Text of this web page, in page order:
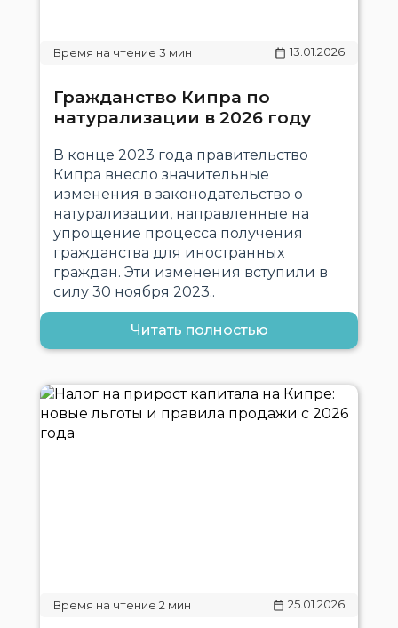
13.01.2026
Гражданство Кипра по
натурализации в 2026 году
В конце 2023 года правительство
Кипра внесло значительные
изменения в законодательство о
натурализации, направленные на
упрощение процесса получения
гражданства для иностранных
граждан. Эти изменения вступили в
силу 30 ноября 2023..
Читать полностью
25.01.2026